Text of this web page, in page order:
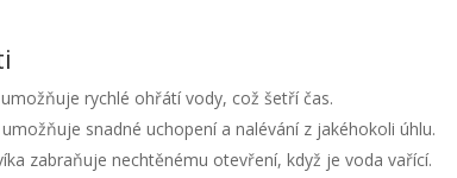
rychlé ohřátí vody, což šetří čas.
snadné uchopení a nalévání z jakéhokoli úhlu.
zabraňuje nechtěnému otevření, když je voda vařící.